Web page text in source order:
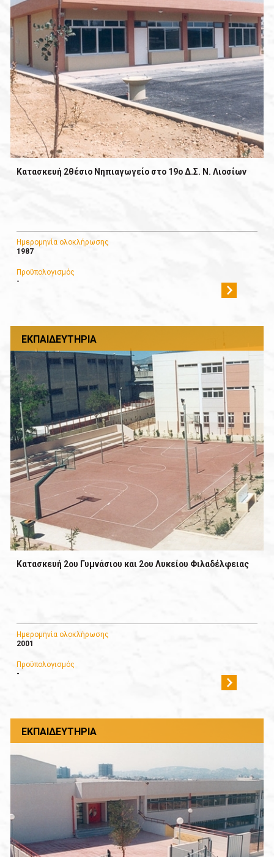
Κατασκευή 2θέσιο Νηπιαγωγείο στο 19ο Δ.Σ. Ν. Λιοσίων
Ημερομηνία ολοκλήρωσης
1987
Προϋπολογισμός
-
ΕΚΠΑΙΔΕΥΤΉΡΙΑ
Κατασκευή 2ου Γυμνάσιου και 2ου Λυκείου Φιλαδέλφειας
Ημερομηνία ολοκλήρωσης
2001
Προϋπολογισμός
-
ΕΚΠΑΙΔΕΥΤΉΡΙΑ